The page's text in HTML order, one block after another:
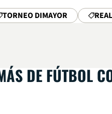
TORNEO DIMAYOR
DE FÚTBOL